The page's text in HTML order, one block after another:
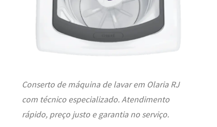
Conserto de máquina de lavar em Olaria RJ
com técnico especializado. Atendimento
rápido, preço justo e garantia no serviço.